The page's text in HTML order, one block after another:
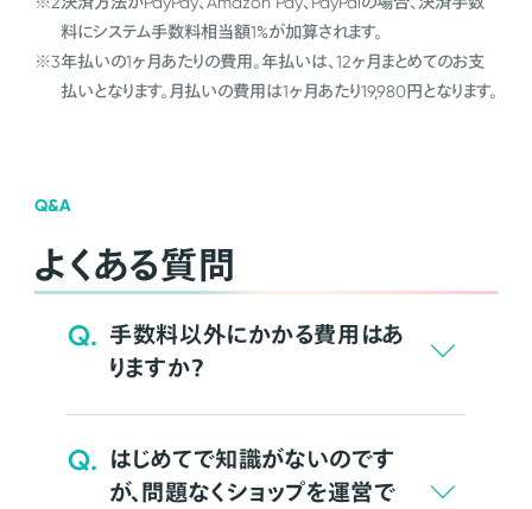
料にシステム手数料相当額1%が加算されます。
※3年払いの1ヶ月あたりの費用。年払いは、12ヶ月まとめてのお支
払いとなります。月払いの費用は1ヶ月あたり19,980円となります。
Q&A
よくある質問
Q. 手数料以外にかかる費用はあ
りますか？
Q. はじめてで知識がないのです
が、問題なくショップを運営で